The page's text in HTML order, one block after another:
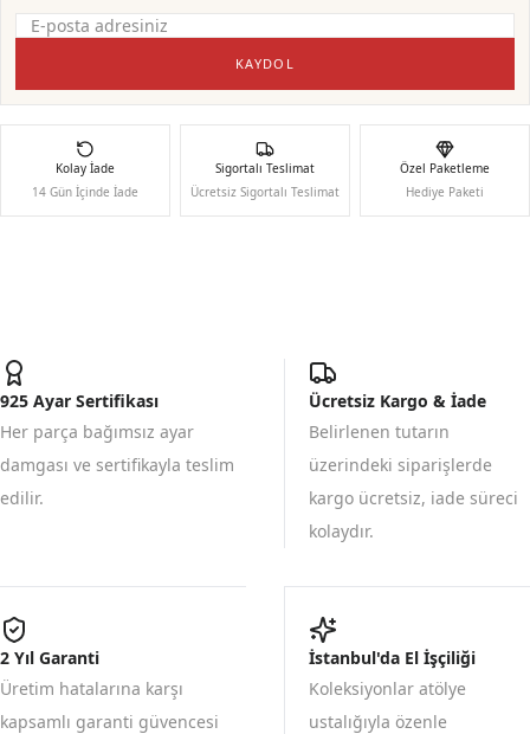
KAYDOL
Kolay İade
14 Gün İçinde İade
Sigortalı Teslimat
Ücretsiz Sigortalı Teslimat
Özel Paketleme
Hediye Paketi
925 Ayar Sertifikası
Her parça bağımsız ayar
damgası ve sertifikayla teslim
edilir.
Ücretsiz Kargo & İade
Belirlenen tutarın
üzerindeki siparişlerde
kargo ücretsiz, iade süreci
kolaydır.
2 Yıl Garanti
Üretim hatalarına karşı
kapsamlı garanti güvencesi
İstanbul'da El İşçiliği
Koleksiyonlar atölye
ustalığıyla özenle